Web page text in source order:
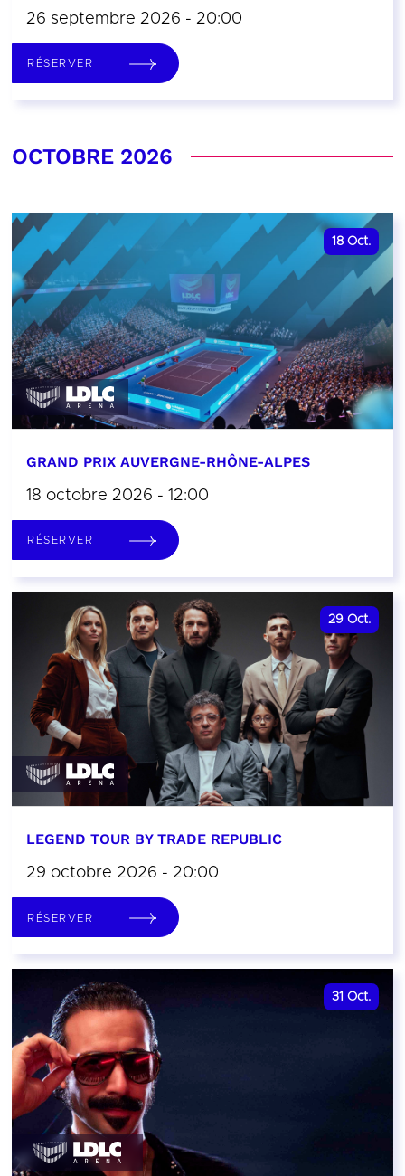
26 septembre 2026 - 20:00
RÉSERVER
OCTOBRE 2026
18 Oct.
GRAND PRIX AUVERGNE-RHÔNE-ALPES
18 octobre 2026 - 12:00
RÉSERVER
29 Oct.
LEGEND TOUR BY TRADE REPUBLIC
29 octobre 2026 - 20:00
RÉSERVER
31 Oct.